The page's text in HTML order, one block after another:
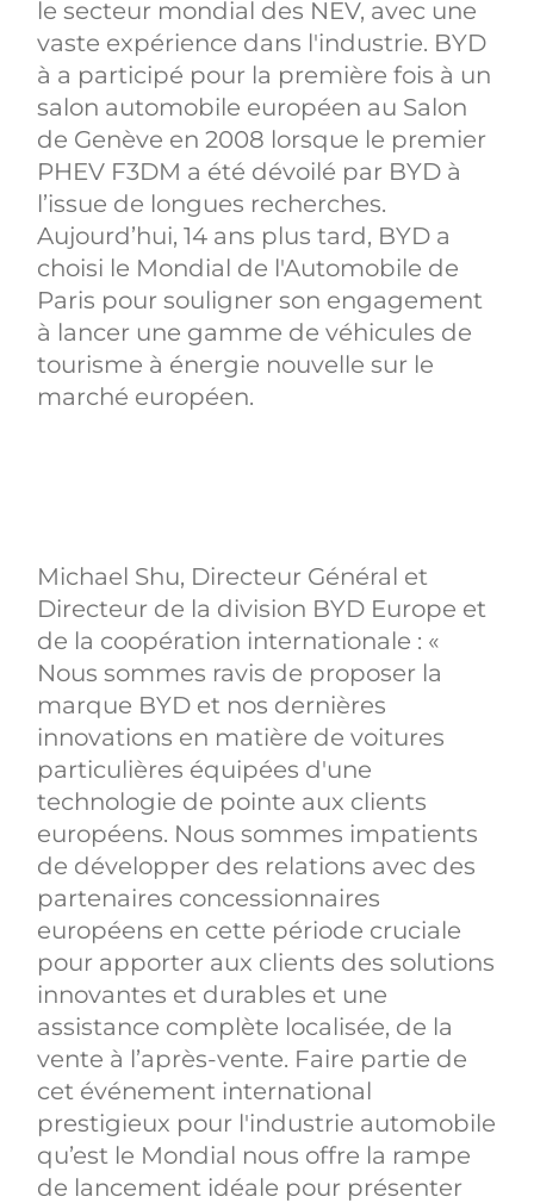
le secteur mondial des NEV, avec une
vaste expérience dans l'industrie. BYD
à a participé pour la première fois à un
salon automobile européen au Salon
de Genève en 2008 lorsque le premier
PHEV F3DM a été dévoilé par BYD à
l’issue de longues recherches.
Aujourd’hui, 14 ans plus tard, BYD a
choisi le Mondial de l'Automobile de
Paris pour souligner son engagement
à lancer une gamme de véhicules de
tourisme à énergie nouvelle sur le
marché européen.
Michael Shu, Directeur Général et
Directeur de la division BYD Europe et
de la coopération internationale : «
Nous sommes ravis de proposer la
marque BYD et nos dernières
innovations en matière de voitures
particulières équipées d'une
technologie de pointe aux clients
européens. Nous sommes impatients
de développer des relations avec des
partenaires concessionnaires
européens en cette période cruciale
pour apporter aux clients des solutions
innovantes et durables et une
assistance complète localisée, de la
vente à l’après-vente. Faire partie de
cet événement international
prestigieux pour l'industrie automobile
qu’est le Mondial nous offre la rampe
de lancement idéale pour présenter